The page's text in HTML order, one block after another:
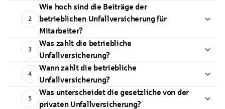
2
Wie hoch sind die Beiträge der
betrieblichen Unfallversicherung für
Mitarbeiter?
3
Was zahlt die betriebliche
Unfallversicherung?
4
Wann zahlt die betriebliche
Unfallversicherung?
5
Was unterscheidet die gesetzliche von der
privaten Unfallversicherung?